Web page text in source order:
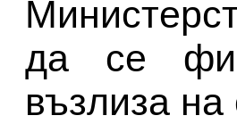
да се
възлиза на